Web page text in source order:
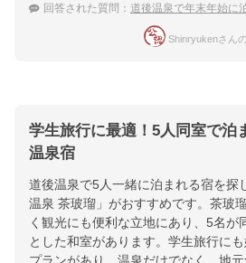
回答された質問： 道後温泉で年末年始に泊まりた
Shinryukenさん
学生旅行に最適！5人同室で泊
温泉宿
道後温泉で5人一緒に泊まれる宿を探
温泉 茶玻瑠」がおすすめです。茶玻
く観光にも便利な立地にあり、5名が
とした和室があります。学生旅行に